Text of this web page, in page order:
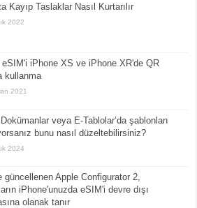
Kayıp Taslaklar Nasıl Kurtarılır
2022
eSIM'i iPhone XS ve iPhone XR'de QR
kullanma
2021
veya E-Tablolar’da şablonları
bunu nasıl düzeltebilirsiniz?
2024
güncellenen Apple Configurator 2,
iPhone'unuzda eSIM'i devre dışı
olanak tanır